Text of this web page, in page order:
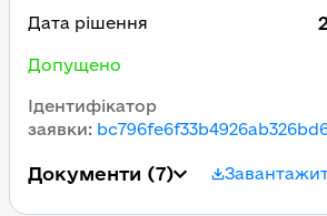
Дата рішення
Допущено
Ідентифікатор
заявки:
Документи (7)